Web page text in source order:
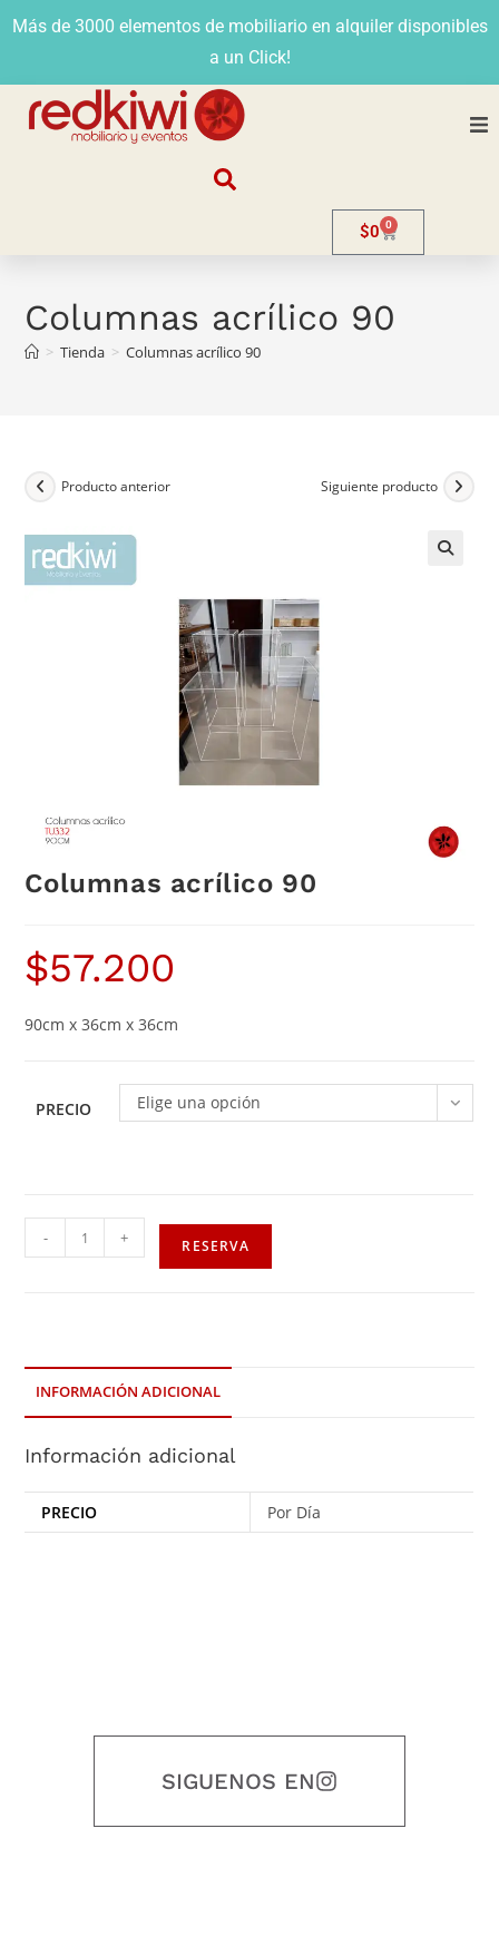
Más de 3000 elementos de mobiliario en alquiler disponibles
a un Click!
Contacto
$0 0
Columnas acrílico 90
> Tienda > Columnas acrílico 90
Producto anterior Siguiente producto
Columnas acrílico 90
$57.200
90cm x 36cm x 36cm
PRECIO Elige una opción
- + RESERVA
INFORMACIÓN ADICIONAL
Información adicional
PRECIO Por Día
SIGUENOS EN